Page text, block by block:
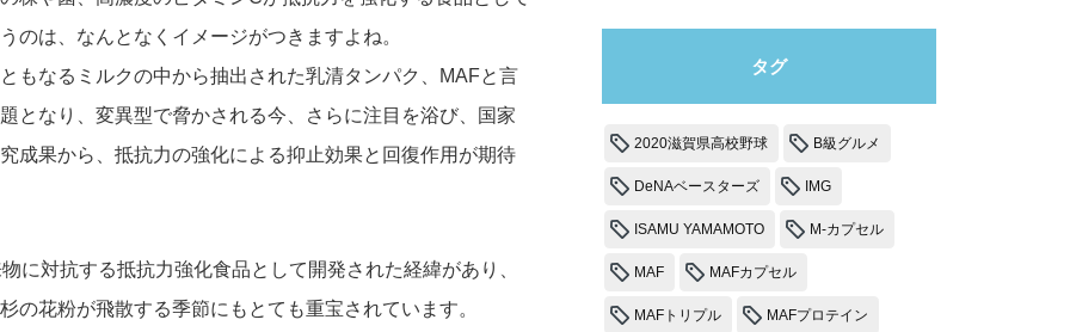
のは、なんとなくイメージがつきますよね。
もなるミルクの中から抽出された乳清タンパク、MAFと言
となり、変異型で脅かされる今、さらに注目を浴び、国家
成果から、抵抗力の強化による抑止効果と回復作用が期待
に対抗する抵抗力強化食品として開発された経緯があり、
の花粉が飛散する季節にもとても重宝されています。
タグ
2020滋賀県高校野球 B級グルメ
DeNAベースターズ IMG
ISAMU YAMAMOTO M-カプセル
MAF MAFカプセル
MAFトリプル MAFプロテイン